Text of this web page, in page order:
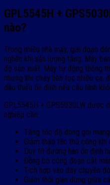
GPL5545H +
nào?
Trong nhiều nhà máy, giai đoạn
nghẽn khi sản lượng tăng. Máy
độ sản xuất. Máy tự động thông
nhưng khi chạy liên tục nhiều ca,
đầu thiếu ổn định nếu cấu hình
GPL5545H + GPS5030LW được
nghiệp cần:
Tăng tốc độ đóng gói
Giảm thao tác thủ công khi
Duy trì đường hàn ổn định
Đồng bộ công đoạn cắt
Tích hợp vào dây chuyền
Giảm thời gian dừng giữa